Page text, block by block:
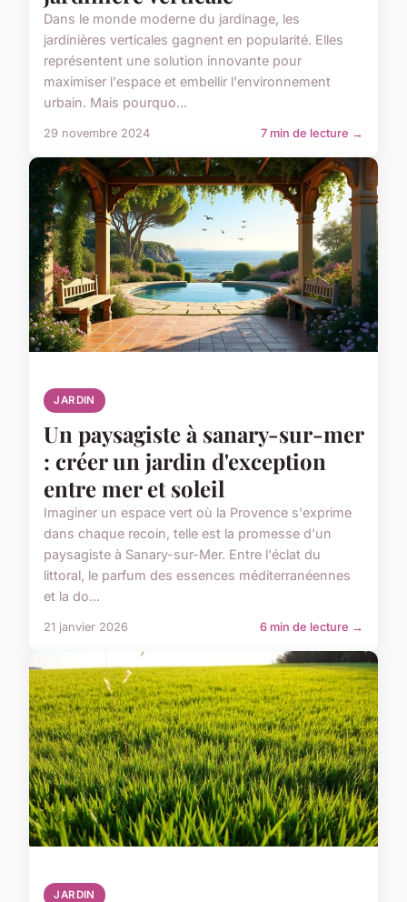
Dans le monde moderne du jardinage, les
jardinières verticales gagnent en popularité. Elles
représentent une solution innovante pour
maximiser l'espace et embellir l'environnement
urbain. Mais pourquo...
29 novembre 2024 7 min de lecture →
JARDIN
Un paysagiste à sanary-sur-mer
: créer un jardin d'exception
entre mer et soleil
Imaginer un espace vert où la Provence s'exprime
dans chaque recoin, telle est la promesse d'un
paysagiste à Sanary-sur-Mer. Entre l'éclat du
littoral, le parfum des essences méditerranéennes
et la do...
21 janvier 2026 6 min de lecture →
JARDIN